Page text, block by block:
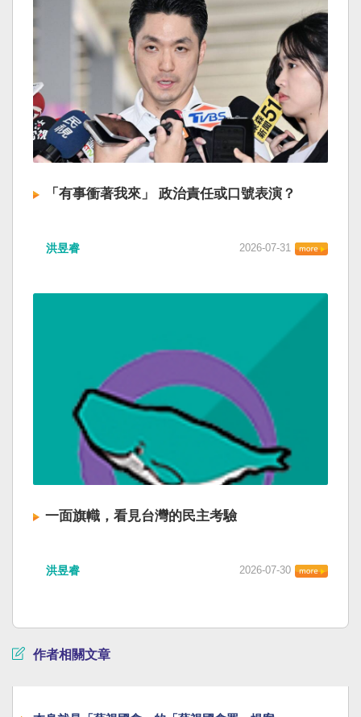
「有事衝著我來」 政治責任或口號表演？
洪昱睿 2026-07-31
一面旗幟，看見台灣的民主考驗
洪昱睿 2026-07-30
作者相關文章